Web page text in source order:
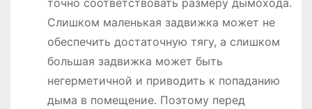
точно соответствовать размеру дымохода.
Слишком маленькая задвижка может не
обеспечить достаточную тягу, а слишком
большая задвижка может быть
негерметичной и приводить к попаданию
дыма в помещение. Поэтому перед